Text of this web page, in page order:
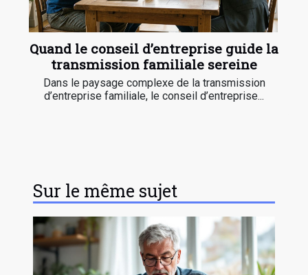
Quand le conseil d’entreprise guide la
transmission familiale sereine
Dans le paysage complexe de la transmission
d’entreprise familiale, le conseil d’entreprise...
Sur le même sujet